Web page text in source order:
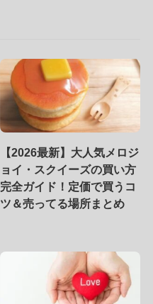
【2026最新】大人気メロジ
ョイ・スクイーズの買い方
完全ガイド！定価で買うコ
ツ＆売ってる場所まとめ